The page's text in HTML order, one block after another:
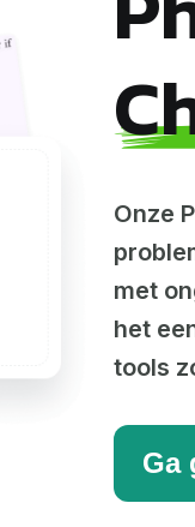
Onze
met
het
tools
Ga